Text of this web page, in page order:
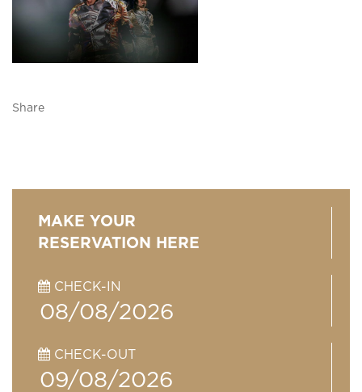
Share
MAKE YOUR
RESERVATION HERE
CHECK-IN
CHECK-OUT